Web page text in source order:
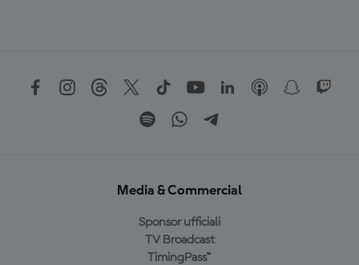
Media & Commercial
Sponsor ufficiali
TV Broadcast
TimingPass™